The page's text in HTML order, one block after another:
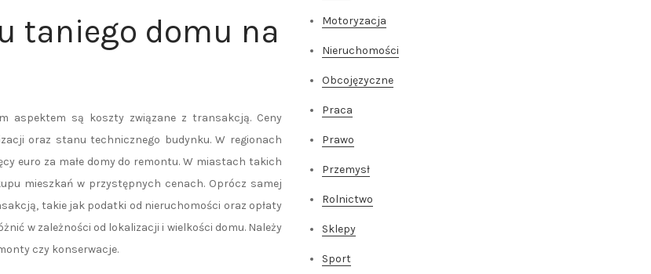
taniego domu na
aspektem są koszty związane z transakcją. Ceny
oraz stanu technicznego budynku. W regionach
euro za małe domy do remontu. W miastach takich
mieszkań w przystępnych cenach. Oprócz samej
takie jak podatki od nieruchomości oraz opłaty
w zależności od lokalizacji i wielkości domu. Należy
czy konserwacje.
Motoryzacja
Nieruchomości
Obcojęzyczne
Praca
Prawo
Przemysł
Rolnictwo
Sklepy
Sport